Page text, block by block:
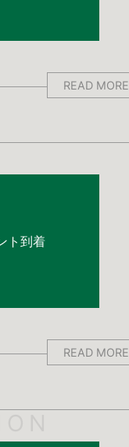
READ MORE
ト到着
READ MORE